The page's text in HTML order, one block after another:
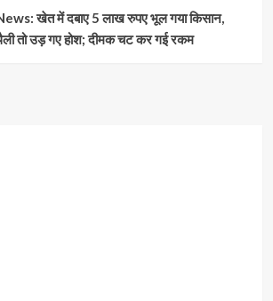
खेत में दबाए 5 लाख रुपए भूल गया किसान,
तो उड़ गए होश; दीमक चट कर गई रकम